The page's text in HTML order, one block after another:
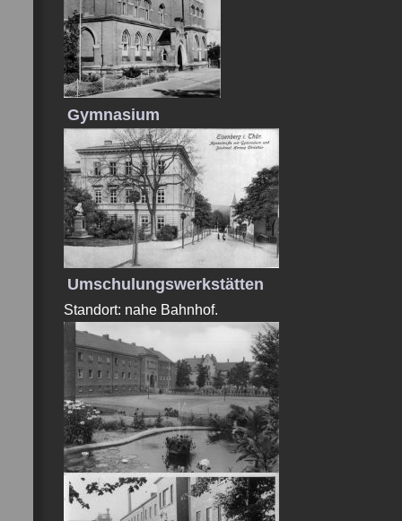
Gymnasium
Umschulungswerkstätten
Standort: nahe Bahnhof.